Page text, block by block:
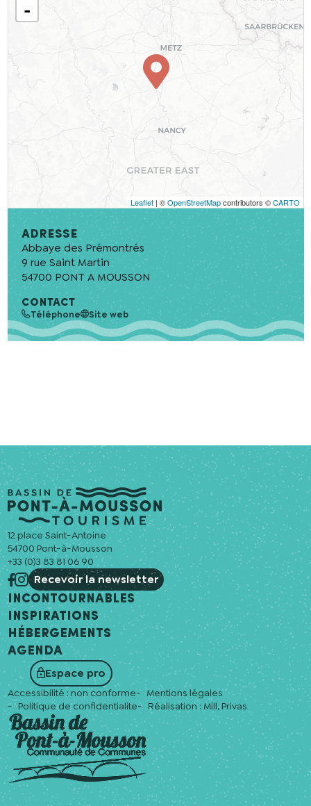
-
Leaflet| ©OpenStreetMapcontributors ©CARTO
Adresse
Abbaye des Prémontrés
9 rue Saint Martin
54700 PONT A MOUSSON
CONTACT
Téléphone Site web
12 place Saint-Antoine
54700 Pont-à-Mousson
+33 (0)3 83 81 06 90
Recevoir la newsletter
Incontournables
Inspirations
Hébergements
Agenda
Espace pro
Accessibilité : non conforme
Mentions légales
Politique de confidentialite
Réalisation : Mill, Privas
En cochant cette case, j’accepte que les
informations saisies soient utilisées pour
permettre de me recontacter.